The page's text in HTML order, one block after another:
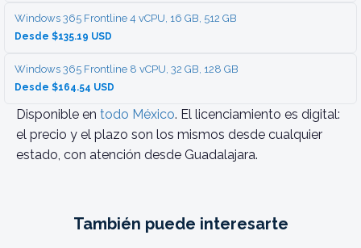
Windows 365 Frontline 4 vCPU, 16 GB, 512 GB
Desde $135.19 USD
Windows 365 Frontline 8 vCPU, 32 GB, 128 GB
Desde $164.54 USD
Disponible en todo México. El licenciamiento es digital:
el precio y el plazo son los mismos desde cualquier
estado, con atención desde Guadalajara.
También puede interesarte